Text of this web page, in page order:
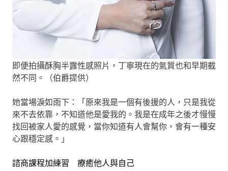
即便拍攝酥胸半露性感照片，丁寧現在的氣質也和早期截
然不同。（伯爵提供）
她當場淚如雨下：「原來我是一個有後援的人，只是我從
來不去依靠，不知道他是愛我的。我是在成年之後才慢慢
找回被家人愛的感覺，當你知道有人會幫你，會有一種安
心跟穩定感。」
諮商課程加練習 療癒他人與自己